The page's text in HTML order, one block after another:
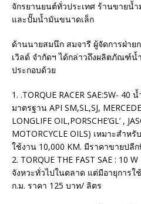
จักรยานยนต์ทั่วประเทศ ร้านขายน้ำ
และปั๊มน้ำมันขนาดเล็ก
ด้านนายสมนึก สมจารี ผู้จัดการฝ่าย
เวิลด์ จำกัดฯ ได้กล่าวถึงผลิตภัณฑ์น้
ประกอบด้วย
1. .TORQUE RACER SAE:5W- 40
มาตรฐาน API SM,SL,SJ,
LONGLIFE OIL,PORSCHE’GL’ ,
MOTORCYCLE OILS) เหมาะสำห
ใช้งาน 10,000 KM. มีราคาขายปลี
2. TORQUE THE FAST SAE : 10
จังหวะทั่วไปในตลาด แต่มีอายุการใ
ก.ม. ราคา 125 บาท/ ลิตร